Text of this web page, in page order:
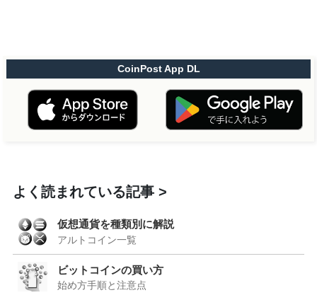
CoinPost App DL
よく読まれている記事
仮想通貨を種類別に解説
アルトコイン一覧
ビットコインの買い方
始め方手順と注意点